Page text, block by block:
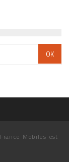
Mobiles est